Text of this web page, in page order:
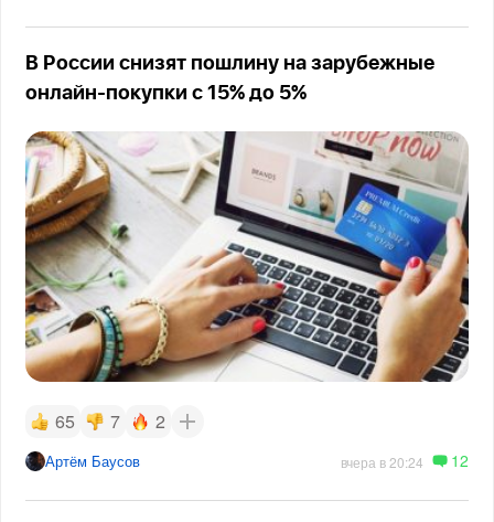
В России снизят пошлину на зарубежные
онлайн-покупки с 15% до 5%
65 7 2
Артём Баусов вчера в 20:24 12